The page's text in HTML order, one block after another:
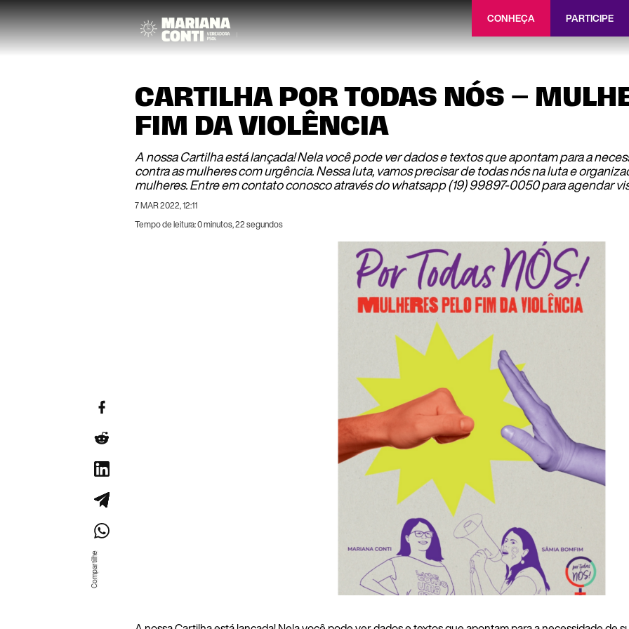
CONHEÇA PARTICIPE
CARTILHA POR TODAS NÓS –
FIM DA VIOLÊNCIA
A nossa Cartilha está lançada! Nela você pode ver dados e textos que apontam para a
contra as mulheres com urgência. Nessa luta, vamos precisar de todas nós na luta e
mulheres. Entre em contato conosco através do whatsapp (19) 99897-0050 para agendar
7 MAR 2022, 12:11
Tempo de leitura: 0 minutos, 22 segundos